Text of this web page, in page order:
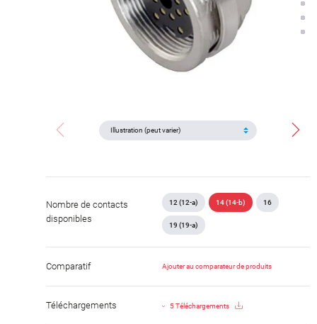
Nombre de contacts
disponibles
12 (12-a) 14 (14-b) 16
19 (19-a)
Comparatif Ajouter au comparateur de produits
Téléchargements 5 Téléchargements